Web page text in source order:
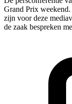
Grand Prix
zijn voor deze
de zaak bespreken